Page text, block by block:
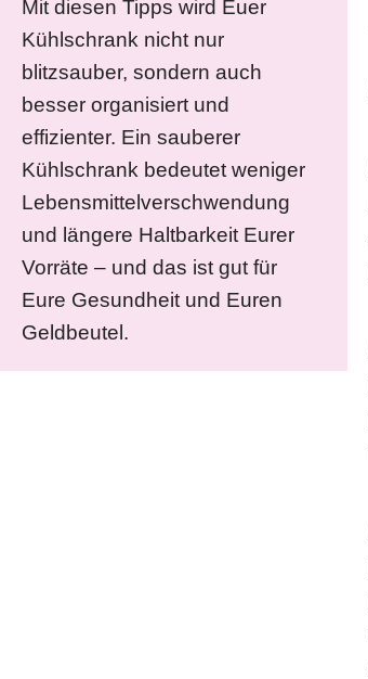
Mit diesen Tipps wird Euer
Kühlschrank nicht nur
blitzsauber, sondern auch
besser organisiert und
effizienter. Ein sauberer
Kühlschrank bedeutet weniger
Lebensmittelverschwendung
und längere Haltbarkeit Eurer
Vorräte – und das ist gut für
Eure Gesundheit und Euren
Geldbeutel.